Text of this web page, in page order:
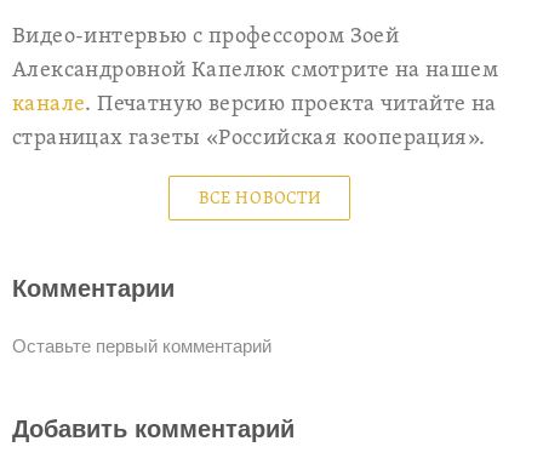
Видео-интервью с профессором Зоей
Александровной Капелюк смотрите на нашем
канале. Печатную версию проекта читайте на
страницах газеты «Российская кооперация».
ВСЕ НОВОСТИ
Комментарии
Оставьте первый комментарий
Добавить комментарий